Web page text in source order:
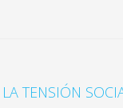
TENSIÓN